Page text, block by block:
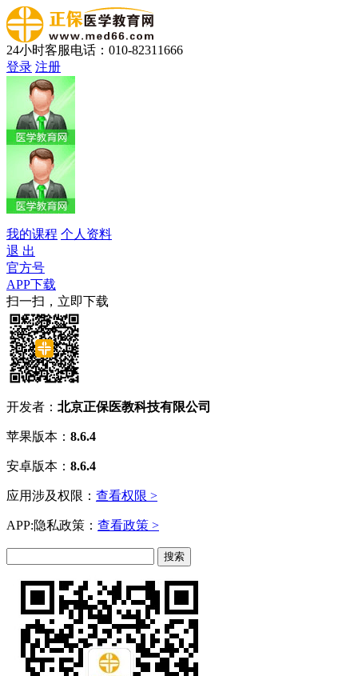
24小时客服电话：010-82311666
登录 注册
我的课程 个人资料
退 出
官方号
APP下载
扫一扫，立即下载
开发者： 北京正保医教科技有限公司
苹果版本： 8.6.4
安卓版本： 8.6.4
应用涉及权限： 查看权限 >
APP:隐私政策： 查看政策 >